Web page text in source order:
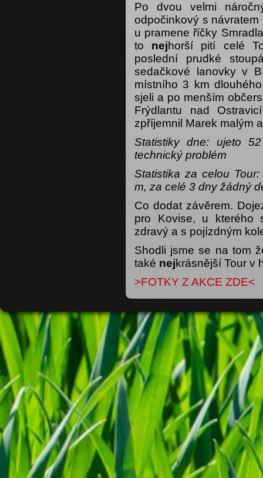
Po dvou velmi
odpočinkový s
u pramene říčky
to nejhorší pití celé
poslední prudké
sedačkové lanovky v
místního 3 km
sjeli a po menším
Frýdlantu nad
zpříjemnil Marek malým
Statistiky dne: ujeto
technický problém
Statistika za celou
m, za celé 3 dny žádný
Co dodat závěrem.
pro Kovise, u kterého
zdravý a s pojízdným
Shodli jsme se na tom
také nejkrásnější Tour v
>FOTKY Z AKCE ZDE<